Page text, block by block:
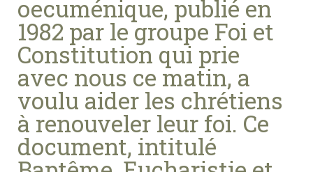
oecuménique, publié en
1982 par le groupe Foi et
Constitution qui prie
avec nous ce matin, a
voulu aider les chrétiens
à renouveler leur foi. Ce
document, intitulé